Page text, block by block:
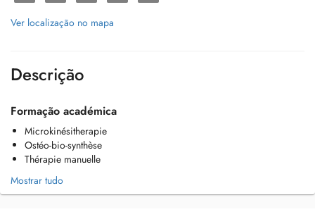
Ver localização no mapa
Descrição
Formação académica
Microkinésitherapie
Ostéo-bio-synthèse
Thérapie manuelle
Mostrar tudo